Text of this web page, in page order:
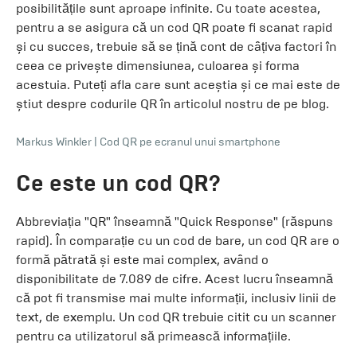
posibilitățile sunt aproape infinite. Cu toate acestea,
pentru a se asigura că un cod QR poate fi scanat rapid
și cu succes, trebuie să se țină cont de câțiva factori în
ceea ce privește dimensiunea, culoarea și forma
acestuia. Puteți afla care sunt aceștia și ce mai este de
știut despre codurile QR în articolul nostru de pe blog.
Markus Winkler Cod QR pe ecranul unui smartphone
Ce este un cod QR?
Abbreviația "QR" înseamnă "Quick Response" (răspuns
rapid). În comparație cu un cod de bare, un cod QR are o
formă pătrată și este mai complex, având o
disponibilitate de 7.089 de cifre. Acest lucru înseamnă
că pot fi transmise mai multe informații, inclusiv linii de
text, de exemplu. Un cod QR trebuie citit cu un scanner
pentru ca utilizatorul să primească informațiile.